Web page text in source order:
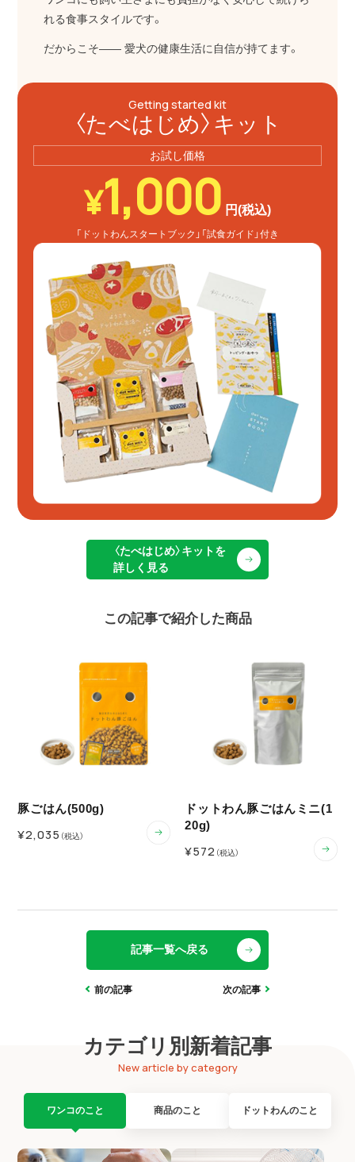
れる食事スタイルです。
だからこそ―― 愛犬の健康生活に自信が持てます。
Getting started kit
〈たべはじめ〉キット
お試し価格
¥1,000 円(税込)
「ドットわんスタートブック」 「試食ガイド」付き
〈たべはじめ〉キットを
詳しく見る
この記事で紹介した商品
豚ごはん(500g)
¥2,035 （税込）
ドットわん豚ごはんミニ(1
20g)
¥572 （税込）
前の記事
記事一覧へ戻る
次の記事
カテゴリ別新着記事
New article by category
ワンコのこと 商品のこと ドットわんのこと